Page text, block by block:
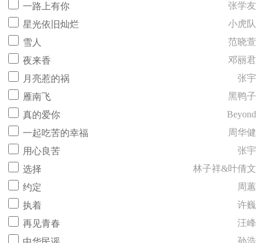
一路上有你
张学友
星光依旧灿烂
小虎队
雪人
范晓萱
夜来香
邓丽君
月亮惹的祸
张宇
雁南飞
黑鸭子
真的爱你
Beyond
一起吃苦的幸福
周华健
用心良苦
张宇
选择
林子祥&叶倩文
约定
周蕙
执着
许巍
再见青春
汪峰
孙浩